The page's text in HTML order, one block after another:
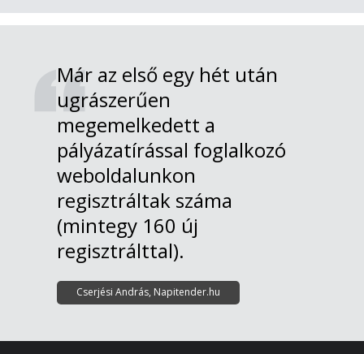
Már az első egy hét után
ugrászerűen
megemelkedett a
pályázatírással foglalkozó
weboldalunkon
regisztráltak száma
(mintegy 160 új
regisztrálttal).
Cserjési András, Napitender.hu